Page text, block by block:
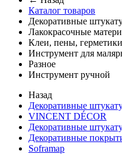
Каталог товаров
Декоративные
Лакокрасочные
Клеи, пены, герметики
Инструмент для
Разное
Инструмент ручной
Назад
Декоративные
VINCENT DÉCOR
Декоративные
Декоративные
Soframap